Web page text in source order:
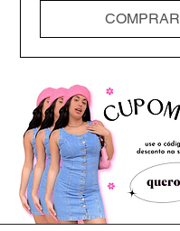
COMPRAR